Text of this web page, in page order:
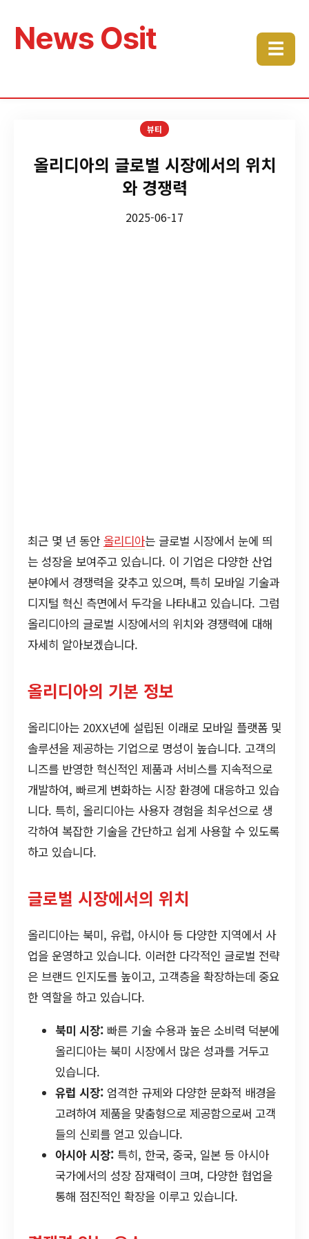
News Osit ☰
뷰티
올리디아의 글로벌 시장에서의 위치
와 경쟁력
2025-06-17
최근 몇 년 동안 올리디아는 글로벌 시장에서 눈에 띄
는 성장을 보여주고 있습니다. 이 기업은 다양한 산업
분야에서 경쟁력을 갖추고 있으며, 특히 모바일 기술과
디지털 혁신 측면에서 두각을 나타내고 있습니다. 그럼
올리디아의 글로벌 시장에서의 위치와 경쟁력에 대해
자세히 알아보겠습니다.
올리디아의 기본 정보
올리디아는 20XX년에 설립된 이래로 모바일 플랫폼 및
솔루션을 제공하는 기업으로 명성이 높습니다. 고객의
니즈를 반영한 혁신적인 제품과 서비스를 지속적으로
개발하여, 빠르게 변화하는 시장 환경에 대응하고 있습
니다. 특히, 올리디아는 사용자 경험을 최우선으로 생
각하여 복잡한 기술을 간단하고 쉽게 사용할 수 있도록
하고 있습니다.
글로벌 시장에서의 위치
올리디아는 북미, 유럽, 아시아 등 다양한 지역에서 사
업을 운영하고 있습니다. 이러한 다각적인 글로벌 전략
은 브랜드 인지도를 높이고, 고객층을 확장하는데 중요
한 역할을 하고 있습니다.
북미 시장: 빠른 기술 수용과 높은 소비력 덕분에
올리디아는 북미 시장에서 많은 성과를 거두고
있습니다.
유럽 시장: 엄격한 규제와 다양한 문화적 배경을
고려하여 제품을 맞춤형으로 제공함으로써 고객
들의 신뢰를 얻고 있습니다.
아시아 시장: 특히, 한국, 중국, 일본 등 아시아
국가에서의 성장 잠재력이 크며, 다양한 협업을
통해 점진적인 확장을 이루고 있습니다.